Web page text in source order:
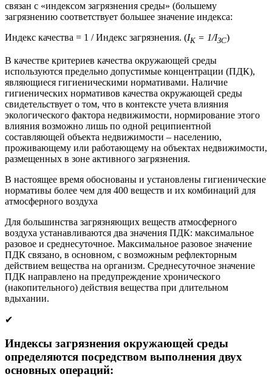
связан с «индексом загрязнения среды» (большему
загрязнению соответствует большее значение индекса:
Индекс качества = 1 / Индекс загрязнения. (IK = 1/IЗС)
В качестве критериев качества окружающей среды
используются предельно допустимые концентрации (ПДК),
являющиеся гигиеническими нормативами. Наличие
гигиенических нормативов качества окружающей среды
свидетельствует о том, что в контексте учета влияния
экологического фактора недвижимости, нормирование этого
влияния возможно лишь по одной реципиентной
составляющей объекта недвижимости – населению,
проживающему или работающему на объектах недвижимости,
размещенных в зоне активного загрязнения.
В настоящее время обоснованы и установлены гигиенические
нормативы более чем для 400 веществ и их комбинаций для
атмосферного воздуха
Для большинства загрязняющих веществ атмосферного
воздуха устанавливаются два значения ПДК: максимальное
разовое и среднесуточное. Максимальное разовое значение
ПДК связано, в основном, с возможным рефлекторным
действием вещества на организм. Среднесуточное значение
ПДК направлено на предупреждение хронического
(накопительного) действия вещества при длительном
вдыхании.
✔
Индексы загрязнения окружающей среды
определяются посредством выполнения двух
основных операций: